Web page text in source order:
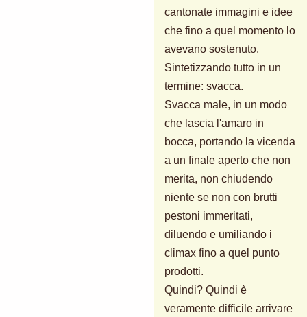
cantonate immagini e idee
che fino a quel momento lo
avevano sostenuto.
Sintetizzando tutto in un
termine: svacca.
Svacca male, in un modo
che lascia l'amaro in
bocca, portando la vicenda
a un finale aperto che non
merita, non chiudendo
niente se non con brutti
pestoni immeritati,
diluendo e umiliando i
climax fino a quel punto
prodotti.
Quindi? Quindi è
veramente difficile arrivare